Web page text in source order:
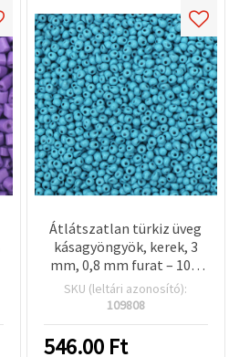
Átlátszatlan türkiz üveg
kásagyöngyök, kerek, 3
mm, 0,8 mm furat – 10 g
(~260 db)
SKU (leltári azonosító):
109808
546.00 Ft